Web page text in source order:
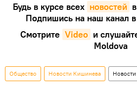
Будь в курсе всех новостей
Подпишись на наш канал в
Смотрите Video и
Moldova
Общество Новости Кишинева Новости